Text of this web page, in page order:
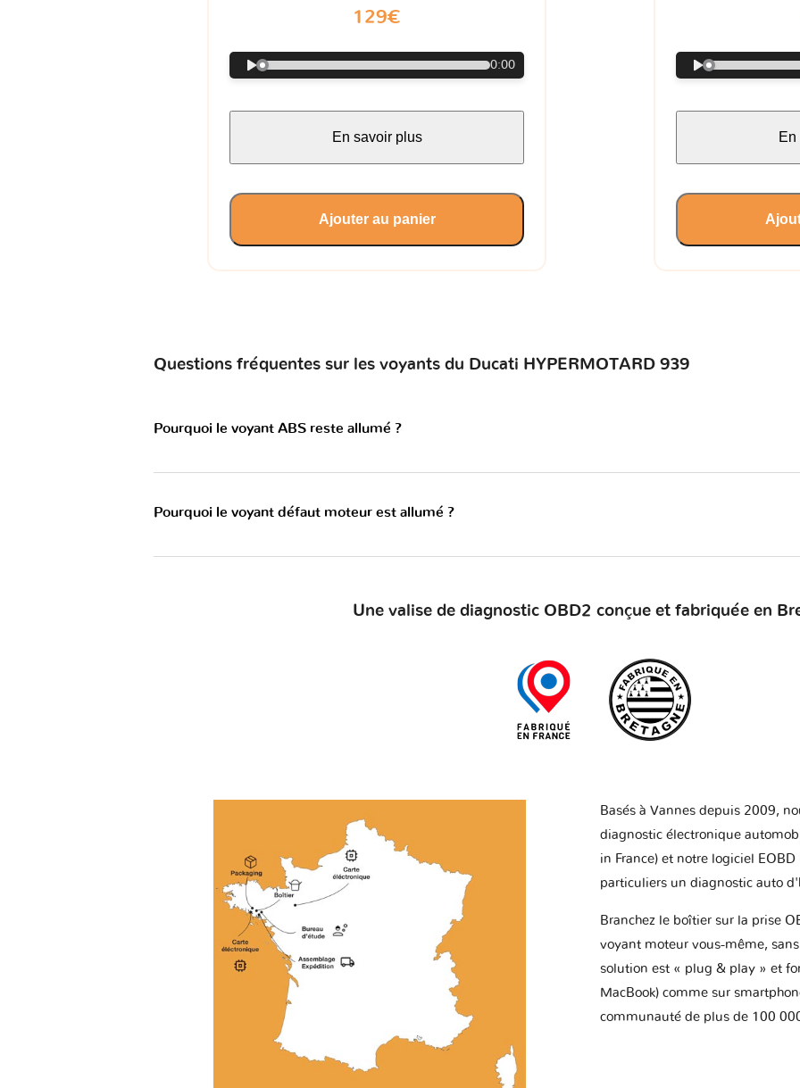
129€
0:00
En savoir plus
Ajouter au panier
Questions fréquentes sur les voyants du Ducati HYPERMOTARD 939
Pourquoi le voyant ABS reste allumé ?
Pourquoi le voyant défaut moteur est allumé ?
Une valise de diagnostic OBD2 conçue et fabriquée en
Basés à Vannes depuis 2009,
diagnostic électronique
in France) et notre logiciel
particuliers un diagnostic auto
Branchez le boîtier sur la prise
voyant moteur vous-même,
solution est « plug & play » et
MacBook) comme sur
communauté de plus de 100